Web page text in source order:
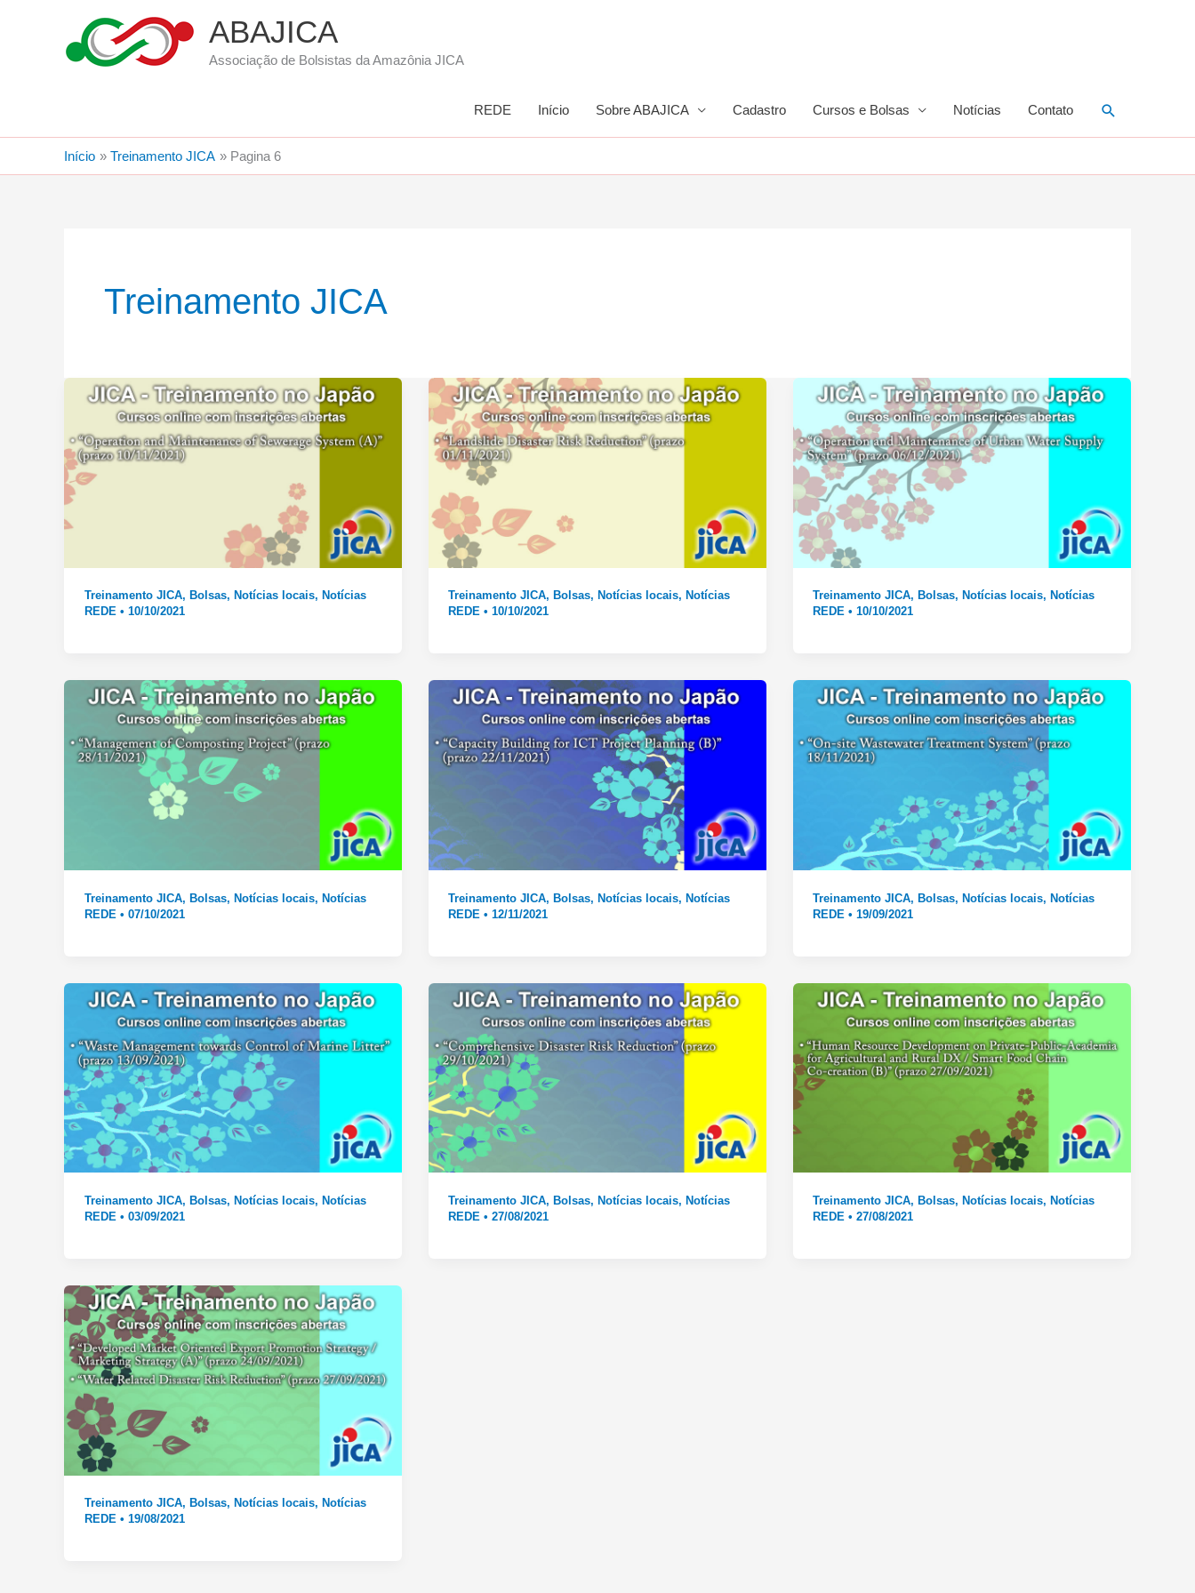
ABAJICA
Associação de Bolsistas da Amazônia JICA
REDE Início Sobre ABAJICA Cadastro Cursos e Bolsas Notícias Contato Pesquisar
Início Treinamento JICA Pagina 6
Treinamento JICA
Treinamento JICA, Bolsas, Notícias locais, Notícias
REDE• 10/10/2021
Treinamento JICA, Bolsas, Notícias locais, Notícias
REDE •10/10/2021
Treinamento JICA, Bolsas, Notícias locais, Notícias
REDE •10/10/2021
Treinamento JICA, Bolsas, Notícias locais, Notícias
REDE • 07/10/2021
Treinamento JICA,Bolsas,Notícias locais,Notícias
REDE •12/11/2021
Treinamento JICA,Bolsas,Notícias locais,Notícias
REDE •19/09/2021
Treinamento JICA, Bolsas, Notícias locais, Notícias
REDE • 03/09/2021
Treinamento JICA, Bolsas, Notícias locais, Notícias
REDE •27/08/2021
Treinamento JICA, Bolsas, Notícias locais, Notícias
REDE •27/08/2021
Treinamento JICA, Bolsas, Notícias locais, Notícias
REDE• 19/08/2021